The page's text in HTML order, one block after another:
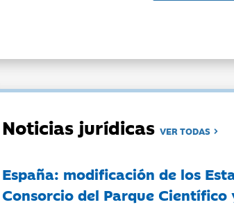
Noticias jurídicasVER TODAS
España: modificación de los
Consorcio del Parque Científico